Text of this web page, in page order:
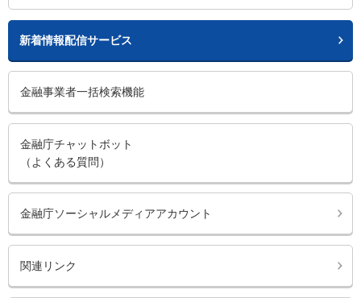
新着情報配信サービス
金融事業者一括検索機能
金融庁チャットボット
（よくある質問）
金融庁ソーシャルメディアアカウント
関連リンク